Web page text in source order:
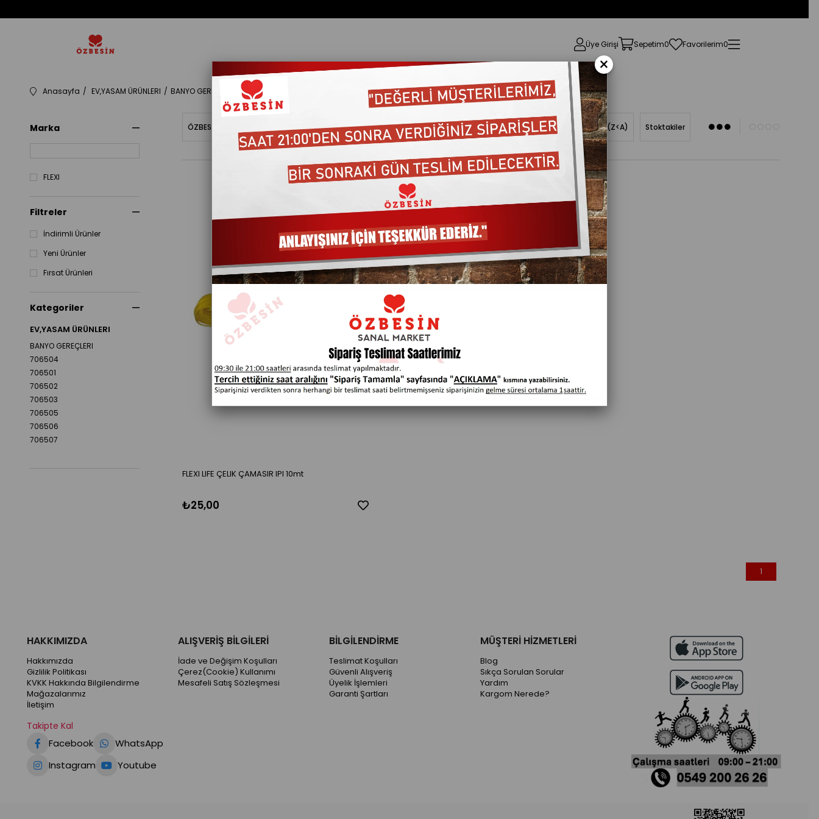
Üye Girişi Sepetim0 Favorilerim0
Anasayfa EV,YASAM ÜRÜNLERI BANYO GEREÇLERI 706504
Marka
FLEXI
Filtreler
İndirimli Ürünler
Yeni Ürünler
Fırsat Ürünleri
Kategoriler
EV,YASAM ÜRÜNLERI
BANYO GEREÇLERI
706504
706501
706502
706503
706505
706506
706507
ÖZBESINBAKIYE Fiyata Göre (Artan) Fiyata Göre (Azalan) Ürün Adına Göre (A>Z) Ürün Adına Göre (Z<A) Stoktakiler
FLEXI LIFE ÇELIK ÇAMASIR IPI 10mt
₺25,00
1
HAKKIMIZDA
Hakkımızda
Gizlilik Politikası
KVKK Hakkında Bilgilendirme
Mağazalarımız
İletişim
Takipte Kal
Facebook
WhatsApp
Instagram
Youtube
ALIŞVERİŞ BİLGİLERİ
İade ve Değişim Koşulları
Çerez(Cookie) Kullanımı
Mesafeli Satış Sözleşmesi
BİLGİLENDİRME
Teslimat Koşulları
Güvenli Alışveriş
Üyelik İşlemleri
Garanti Şartları
MÜŞTERİ HİZMETLERİ
Blog
Sıkça Sorulan Sorular
Yardım
Kargom Nerede?
×